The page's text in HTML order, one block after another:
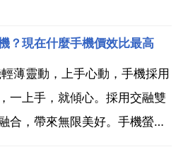
？現在什麼手機價效比最高
薄靈動，上手心動，手機採用
一上手，就傾心。採用交融雙
合，帶來無限美好。手機螢幕